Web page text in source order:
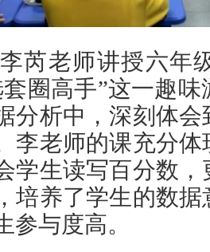
芮老师讲授六年
圈高手”这一趣
分析中，深刻体
李老师的课充分
学生读写百分数
培养了学生的数
参与度高。